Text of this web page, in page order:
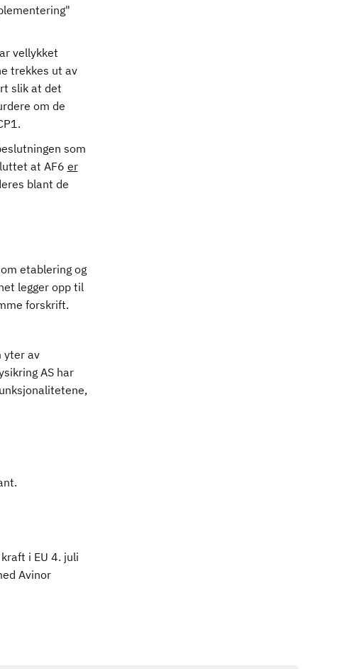
vellykket
trekkes ut av
slik at det
om de
som
at AF6 er
blant de
etablering og
legger opp til
forskrift.
yter av
AS har
i EU 4. juli
Avinor